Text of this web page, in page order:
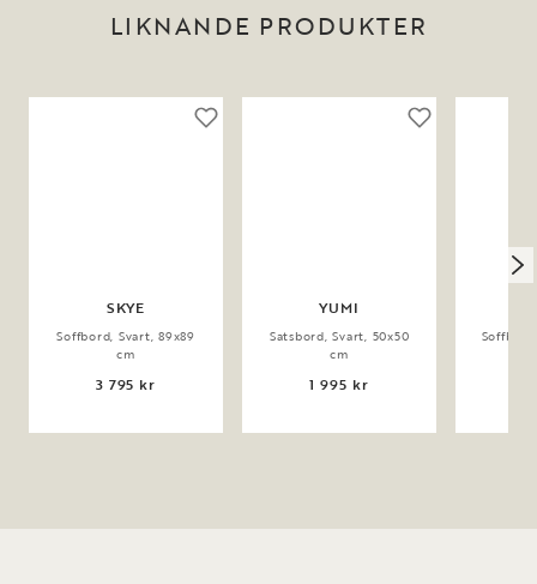
LIKNANDE PRODUKTER
SKYE
Soffbord, Svart, 89x89
cm
3 795 kr
YUMI
Satsbord, Svart, 50x50
cm
1 995 kr